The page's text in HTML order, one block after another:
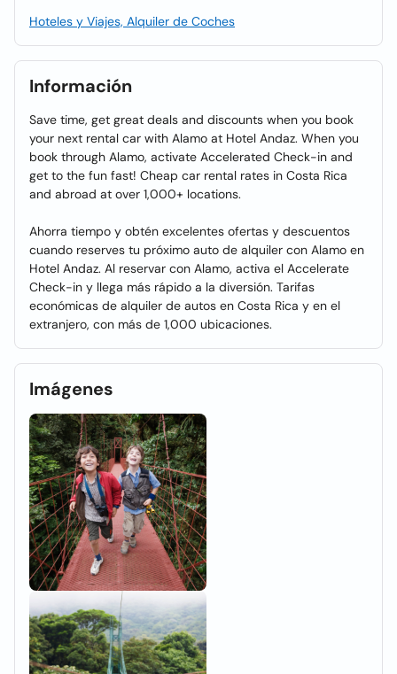
Hoteles y Viajes, Alquiler de Coches
Información
Save time, get great deals and discounts when you book
your next rental car with Alamo at Hotel Andaz. When you
book through Alamo, activate Accelerated Check-in and
get to the fun fast! Cheap car rental rates in Costa Rica
and abroad at over 1,000+ locations.
Ahorra tiempo y obtén excelentes ofertas y descuentos
cuando reserves tu próximo auto de alquiler con Alamo en
Hotel Andaz. Al reservar con Alamo, activa el Accelerate
Check-in y llega más rápido a la diversión. Tarifas
económicas de alquiler de autos en Costa Rica y en el
extranjero, con más de 1,000 ubicaciones.
Imágenes